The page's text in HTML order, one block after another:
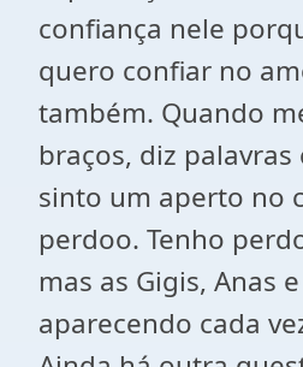
confiança nele
quero confiar no
também. Quando
braços, diz palavras
sinto um aperto no
perdoo. Tenho
mas as Gigis, Anas
aparecendo cada